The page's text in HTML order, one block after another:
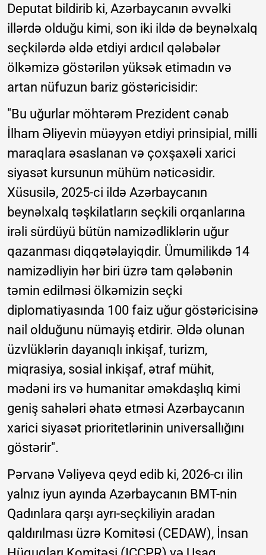
Deputat bildirib ki, Azərbaycanın əvvəlki
illərdə olduğu kimi, son iki ildə də beynəlxalq
seçkilərdə əldə etdiyi ardıcıl qələbələr
ölkəmizə göstərilən yüksək etimadın və
artan nüfuzun bariz göstəricisidir:
"Bu uğurlar möhtərəm Prezident cənab
İlham Əliyevin müəyyən etdiyi prinsipial, milli
maraqlara əsaslanan və çoxşaxəli xarici
siyasət kursunun mühüm nəticəsidir.
Xüsusilə, 2025-ci ildə Azərbaycanın
beynəlxalq təşkilatların seçkili orqanlarına
irəli sürdüyü bütün namizədliklərin uğur
qazanması diqqətəlayiqdir. Ümumilikdə 14
namizədliyin hər biri üzrə tam qələbənin
təmin edilməsi ölkəmizin seçki
diplomatiyasında 100 faiz uğur göstəricisinə
nail olduğunu nümayiş etdirir. Əldə olunan
üzvlüklərin dayanıqlı inkişaf, turizm,
miqrasiya, sosial inkişaf, ətraf mühit,
mədəni irs və humanitar əməkdaşlıq kimi
geniş sahələri əhatə etməsi Azərbaycanın
xarici siyasət prioritetlərinin universallığını
göstərir".
Pərvanə Vəliyeva qeyd edib ki, 2026-cı ilin
yalnız iyun ayında Azərbaycanın BMT-nin
Qadınlara qarşı ayrı-seçkiliyin aradan
qaldırılması üzrə Komitəsi (CEDAW), İnsan